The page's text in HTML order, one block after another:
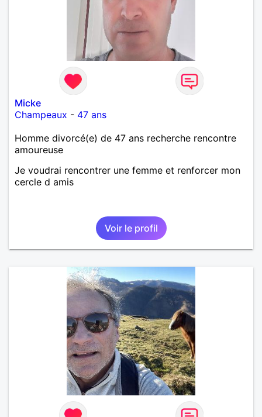
Micke
Champeaux - 47 ans
Homme divorcé(e) de 47 ans recherche rencontre
amoureuse
Je voudrai rencontrer une femme et renforcer mon
cercle d amis
Voir le profil